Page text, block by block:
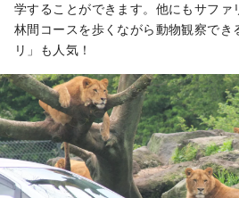
学することができます。他にもサファ
林間コースを歩くながら動物観察でき
リ」も人気！